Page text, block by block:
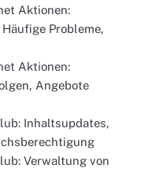
Aktionen:
Probleme,
Aktionen:
Angebote
Inhaltsupdates,
Verwaltung von